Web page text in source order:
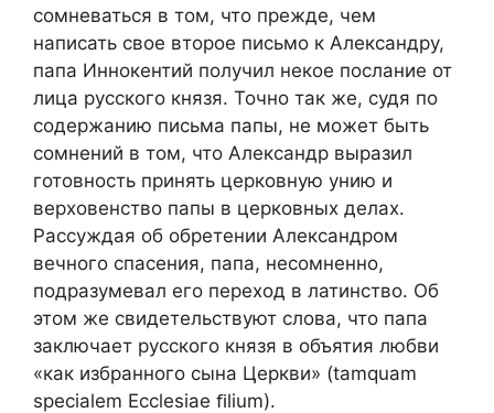
сомневаться в том, что прежде, чем
написать свое второе письмо к Александру,
папа Иннокентий получил некое послание от
лица русского князя. Точно так же, судя по
содержанию письма папы, не может быть
сомнений в том, что Александр выразил
готовность принять церковную унию и
верховенство папы в церковных делах.
Рассуждая об обретении Александром
вечного спасения, папа, несомненно,
подразумевал его переход в латинство. Об
этом же свидетельствуют слова, что папа
заключает русского князя в объятия любви
«как избранного сына Церкви» (tamquam
specialem Ecclesiae ﬁlium).